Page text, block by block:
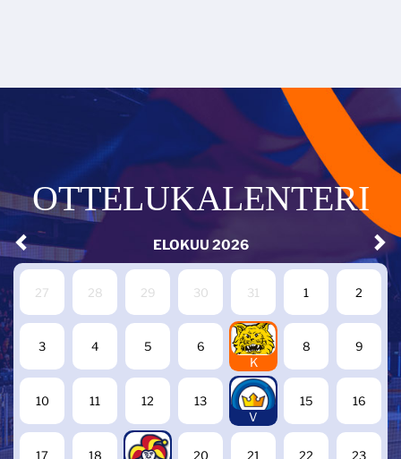
OTTELUKALENTERI
ELOKUU 2026
27 28 29 30 31 1 2
3 4 5 6
7
K
8 9
10 11 12 13
14
V
15 16
17 18 19 20 21 22 23